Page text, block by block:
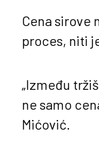
Cena sirove
proces, niti
„Između
ne samo
Mićović.